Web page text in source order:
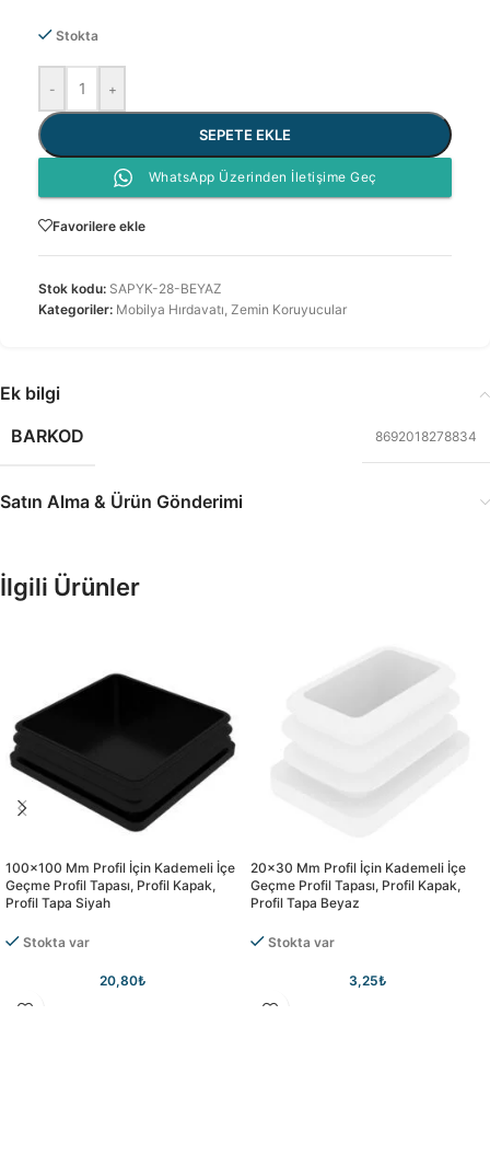
Stokta
- +
SEPETE EKLE
WhatsApp Üzerinden İletişime Geç
Favorilere ekle
Stok kodu: SAPYK-28-BEYAZ
Kategoriler: Mobilya Hırdavatı, Zemin Koruyucular
Ek bilgi
BARKOD
8692018278834
Satın Alma & Ürün Gönderimi
İlgili Ürünler
100×100 Mm Profil İçin Kademeli İçe
Geçme Profil Tapası, Profil Kapak,
Profil Tapa Siyah
Stokta var
20,80₺
20×30 Mm Profil İçin Kademeli İçe
Geçme Profil Tapası, Profil Kapak,
Profil Tapa Beyaz
Stokta var
3,25₺